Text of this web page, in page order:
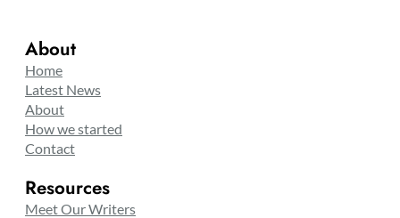
About
Home
Latest News
About
How we started
Contact
Resources
Meet Our Writers